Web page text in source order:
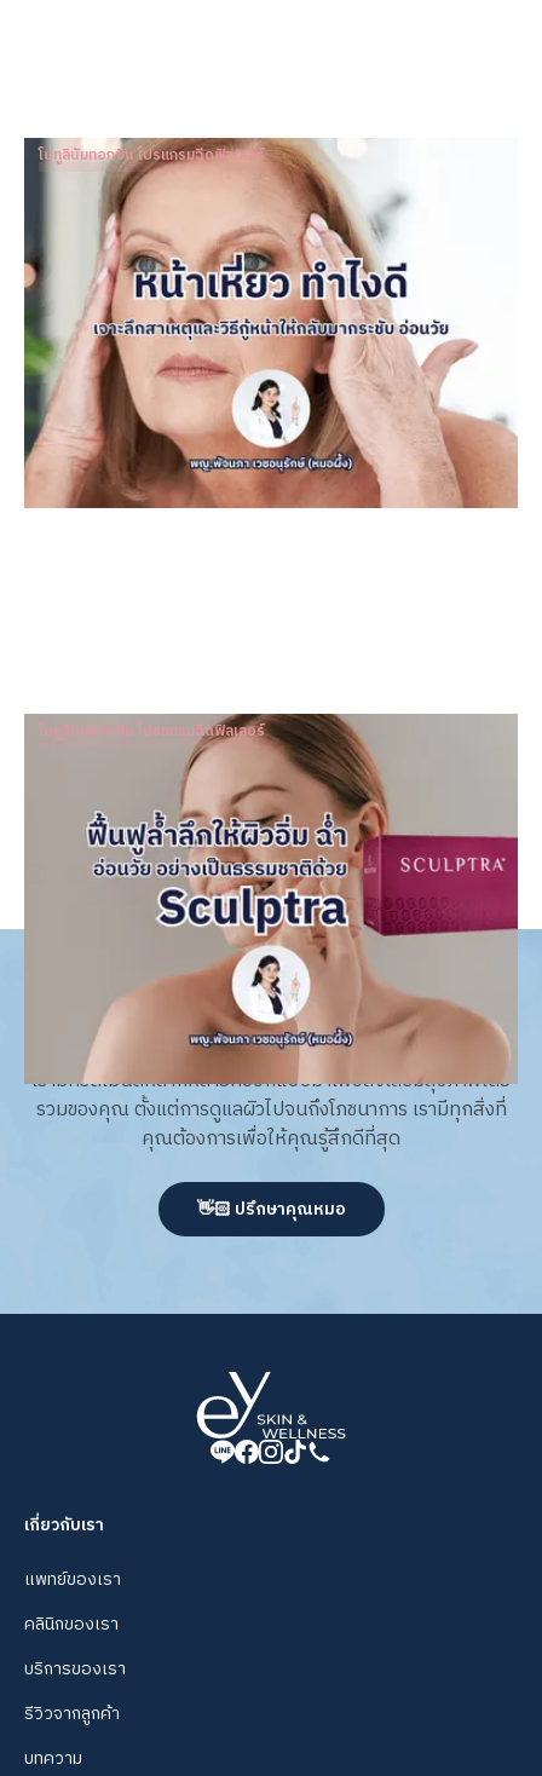
โบทูลินัมทอกซิน โปรแกรมฉีดฟิลเลอร์
หน้าเหี่ยว ทำไงดี เจาะลึกสาเหตุและวิธีกู้หน้าให้กลับมากระชับ
Dr. Patnapa Vejanurug
Mar 8, 2024
โบทูลินัมทอกซิน โปรแกรมฉีดฟิลเลอร์
ฟื้นฟูล้ำลึกให้ผิวอิ่ม ฉ่ำ อ่อนวัย อย่างเป็นธรรมชาติด้วย
Dr. Patnapa Vejanurug
Jan 11, 2024
acne & acne scar expert
เรามีทรีตเมนต์หลากหลายที่ออกแบบมาเพื่อส่งเสริมสุขภาพโดย
รวมของคุณ ตั้งแต่การดูแลผิวไปจนถึงโภชนาการ เรามีทุกสิ่งที่
คุณต้องการเพื่อให้คุณรู้สึกดีที่สุด
👋🏻 ปรึกษาคุณหมอ
เกี่ยวกับเรา
แพทย์ของเรา
คลินิกของเรา
บริการของเรา
รีวิวจากลูกค้า
บทความ